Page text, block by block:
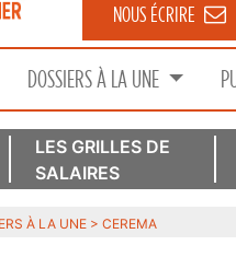
NOUS ÉCRIRE
DOSSIERS À LA UNE
LES GRILLES DE
SALAIRES
À LA UNE > CEREMA